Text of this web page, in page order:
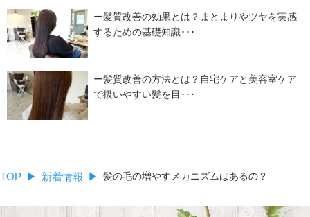
ー髪質改善の効果とは？まとまりやツヤを実感
するための基礎知識･･･
ー髪質改善の方法とは？自宅ケアと美容室ケア
で扱いやすい髪を目･･･
TOP 新着情報 髪の毛の増やすメカニズムはあるの？